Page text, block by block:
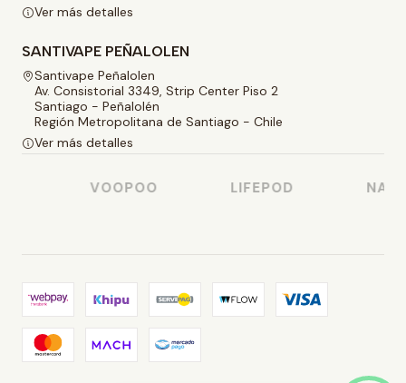
Ver más detalles
SANTIVAPE PEÑALOLEN
Santivape Peñalolen
Av. Consistorial 3349, Strip Center Piso 2
Santiago - Peñalolén
Región Metropolitana de Santiago - Chile
Ver más detalles
VOOPOO LIFEPOD